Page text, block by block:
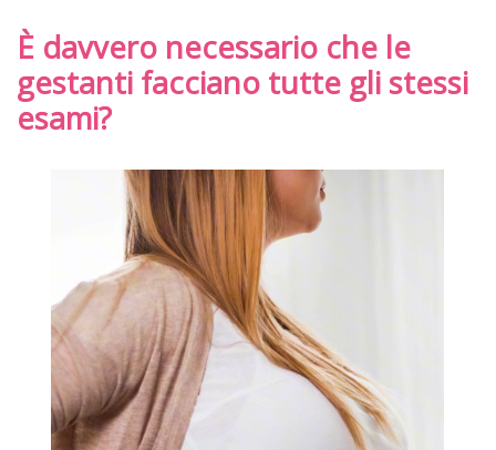
È davvero necessario che le
gestanti facciano tutte gli stessi
esami?